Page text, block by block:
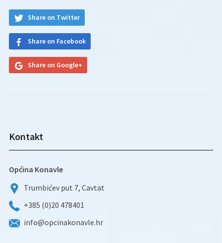
Share on Twitter
Share on Facebook
Share on Google+
Kontakt
Općina Konavle
Trumbićev put 7, Cavtat
+385 (0)20 478401
info@opcinakonavle.hr